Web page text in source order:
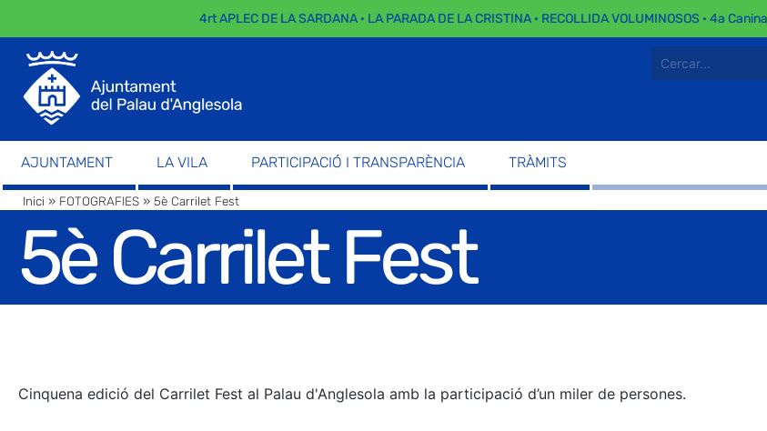
4rt APLEC DE LA SARDANA · LA PARADA DE LA CRISTINA · RECOLLIDA VOLUMINOSOS · 4a Caninada
AJUNTAMENT LA VILA PARTICIPACIÓ I TRANSPARÈNCIA TRÀMITS
Inici » FOTOGRAFIES » 5è Carrilet Fest
5è Carrilet Fest
Cinquena edició del Carrilet Fest al Palau d'Anglesola amb la participació d’un miler de persones.